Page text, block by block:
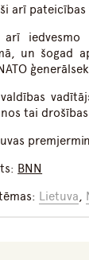
arī
arī iedvesmo
un šogad
tai
BNN
Lietuva,